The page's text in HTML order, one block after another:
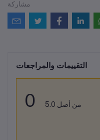
مشاركة
التقييمات والمراجعات
0 من أصل 5.0